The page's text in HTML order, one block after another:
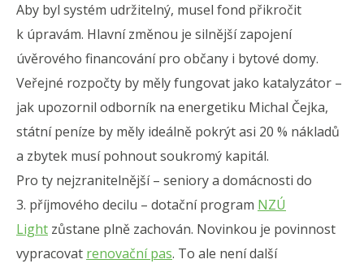
Aby byl systém udržitelný, musel fond přikročit
k úpravám. Hlavní změnou je silnější zapojení
úvěrového financování pro občany i bytové domy.
Veřejné rozpočty by měly fungovat jako katalyzátor –
jak upozornil odborník na energetiku Michal Čejka,
státní peníze by měly ideálně pokrýt asi 20 % nákladů
a zbytek musí pohnout soukromý kapitál.
Pro ty nejzranitelnější – seniory a domácnosti do
3. příjmového decilu – dotační program NZÚ
Light zůstane plně zachován. Novinkou je povinnost
vypracovat renovační pas. To ale není další